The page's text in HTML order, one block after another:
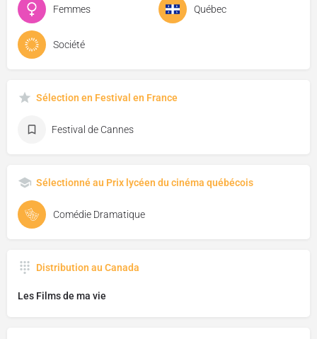
Femmes Québec
Société
Sélection en Festival en France
Festival de Cannes
Sélectionné au Prix lycéen du cinéma québécois
Comédie Dramatique
Distribution au Canada
Les Films de ma vie